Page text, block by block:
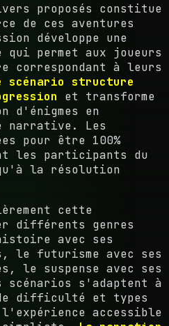
proposés constitue
de ces aventures
développe une
permet aux joueurs
correspondant à leurs
scénario structure
et transforme
d'énigmes en
narrative. Les
pour être 100%
les participants du
la résolution
cette
différents genres
avec ses
le futurisme avec ses
le suspense avec ses
scénarios s'adaptent à
difficulté et types
accessible